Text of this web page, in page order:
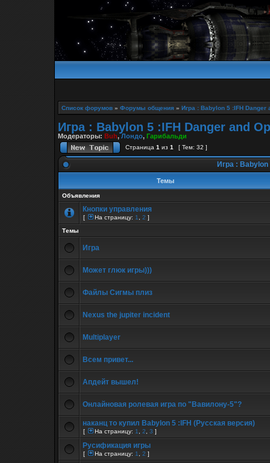
Список форумов » Форумы общения » Игра : Babylon 5 :IFH Danger
Игра : Babylon 5 :IFH Danger and
Модераторы: Buh,Лондо, Гарибальди
Страница 1 из 1 [ Тем: 32 ]
Игра :
Темы
Объявления
Кнопки управления
[ На страницу: 1 2 ]
Темы
Игра
Может глюк игры)))
Файлы Сигмы плиз
Nexus the jupiter incident
Multiplayer
Всем привет...
Апдейт вышел!
Онлайновая ролевая игра по "Вавилону-5"?
наканц то купил Babylon 5 :IFH (Русская версия)
[ На страницу: 1 2 3 ]
Русификация игры
[ На страницу: 1 2 ]